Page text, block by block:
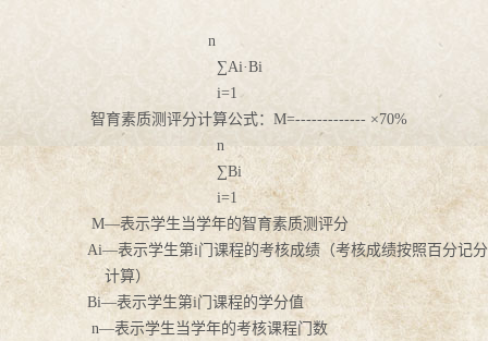
n
∑Ai·Bi
i=1
智育素质测评分计算公式：M=------------- ×70%
n
∑Bi
i=1
M—表示学生当学年的智育素质测评分
Ai—表示学生第i门课程的考核成绩（考核成绩按照百分记
计算）
Bi—表示学生第i门课程的学分值
n—表示学生当学年的考核课程门数